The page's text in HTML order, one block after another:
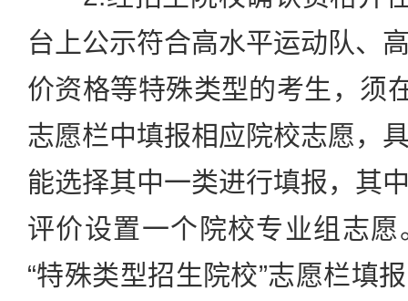
台上公示符合高水平运动队、
价资格等特殊类型的考生，须
志愿栏中填报相应院校志愿，
能选择其中一类进行填报，其
评价设置一个院校专业组志
“特殊类型招生院校”志愿栏填